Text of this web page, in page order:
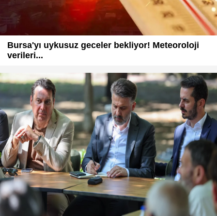
Bursa'yı uykusuz geceler bekliyor! Meteoroloji
verileri...